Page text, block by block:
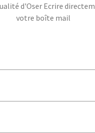
d'Oser Ecrire
votre boîte mail